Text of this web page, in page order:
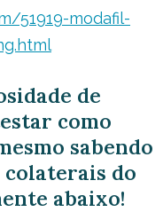
51919-modafil-
de
como
sabendo
colaterais do
abaixo!